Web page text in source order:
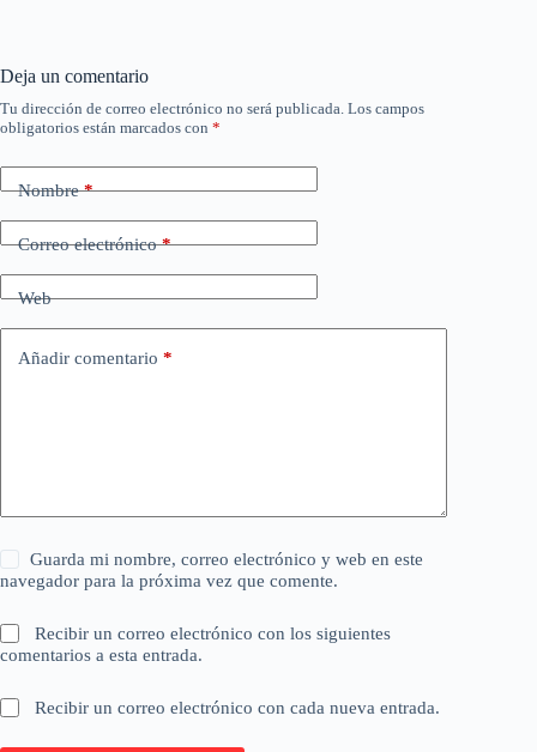
Deja un comentario
Tu dirección de correo electrónico no será publicada. Los campos
obligatorios están marcados con *
Nombre*
Correo electrónico*
Web
Añadir comentario *
Guarda mi nombre, correo electrónico y web en este
navegador para la próxima vez que comente.
Recibir un correo electrónico con los siguientes
comentarios a esta entrada.
Recibir un correo electrónico con cada nueva entrada.